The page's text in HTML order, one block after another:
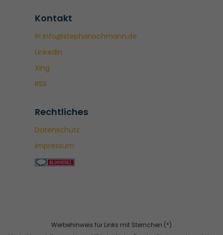
Kontakt
✉ info@stephanochmann.de
LinkedIn
Xing
RSS
Rechtliches
Datenschutz
Impressum
Werbehinweis für Links mit Sternchen (*)